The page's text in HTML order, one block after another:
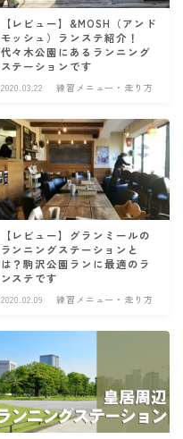
【レビュー】&MOSH（アンド
モッシュ）ランステ紹介！
代々木公園にあるランニング
ステーションです
2020.03.22 練習メニュー・走り方
【レビュー】グランミールの
ランニングステーションと
は？駒沢公園ランに最適のラ
ンステです
2020.02.09 練習メニュー・走り方